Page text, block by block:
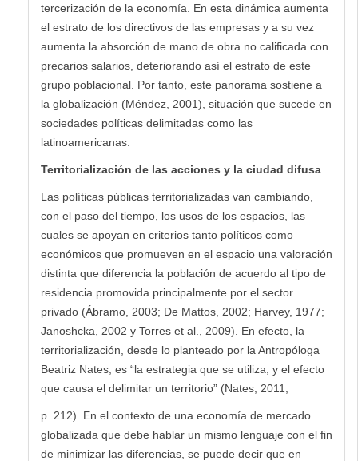
tercerización de la economía. En esta dinámica aumenta
el estrato de los directivos de las empresas y a su vez
aumenta la absorción de mano de obra no calificada con
precarios salarios, deteriorando así el estrato de este
grupo poblacional. Por tanto, este panorama sostiene a
la globalización (Méndez, 2001), situación que sucede en
sociedades políticas delimitadas como las
latinoamericanas.
Territorialización de las acciones y la ciudad difusa
Las políticas públicas territorializadas van cambiando,
con el paso del tiempo, los usos de los espacios, las
cuales se apoyan en criterios tanto políticos como
económicos que promueven en el espacio una valoración
distinta que diferencia la población de acuerdo al tipo de
residencia promovida principalmente por el sector
privado (Ábramo, 2003; De Mattos, 2002; Harvey, 1977;
Janoshcka, 2002 y Torres et al., 2009). En efecto, la
territorialización, desde lo planteado por la Antropóloga
Beatriz Nates, es “la estrategia que se utiliza, y el efecto
que causa el delimitar un territorio” (Nates, 2011,
p. 212). En el contexto de una economía de mercado
globalizada que debe hablar un mismo lenguaje con el fin
de minimizar las diferencias, se puede decir que en